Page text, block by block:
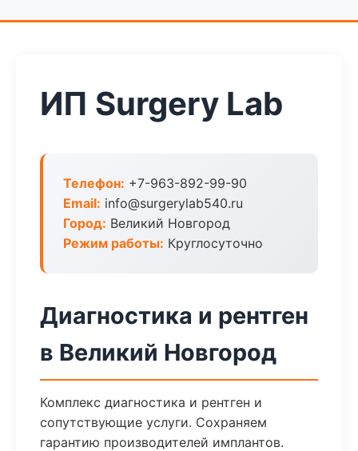
ИП Surgery Lab
Телефон: +7-963-892-99-90
Email: info@surgerylab540.ru
Город: Великий Новгород
Режим работы: Круглосуточно
Диагностика и рентген
в Великий Новгород
Комплекс диагностика и рентген и
сопутствующие услуги. Сохраняем
гарантию производителей имплантов.